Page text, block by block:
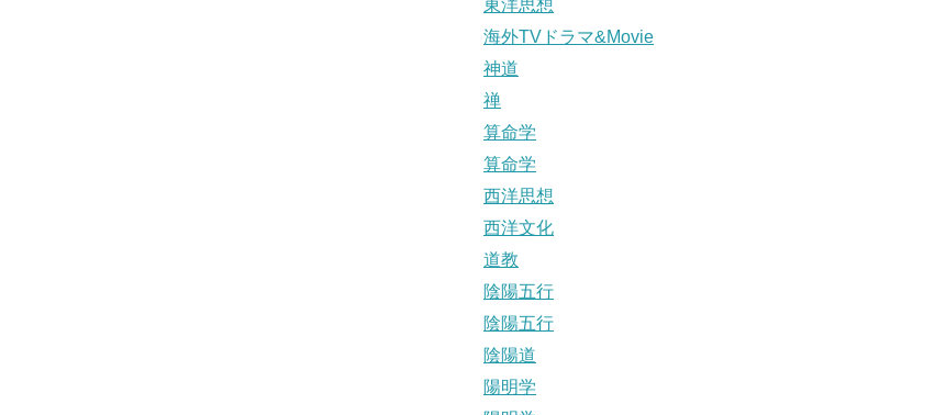
東洋思想
海外TVドラマ&Movie
神道
禅
算命学
算命学
西洋思想
西洋文化
道教
陰陽五行
陰陽五行
陰陽道
陽明学